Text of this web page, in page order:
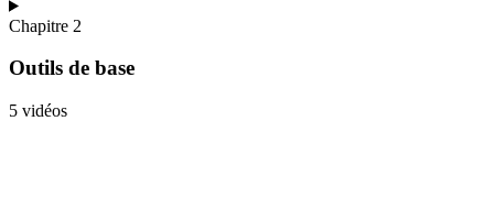
Chapitre 2
Outils de base
5 vidéos